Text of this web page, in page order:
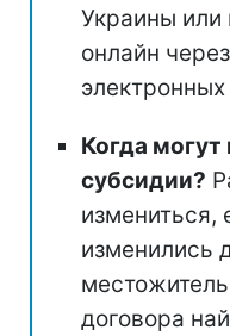
Украины или
онлайн
Когда
субсидии?
измениться,
изменились
договора